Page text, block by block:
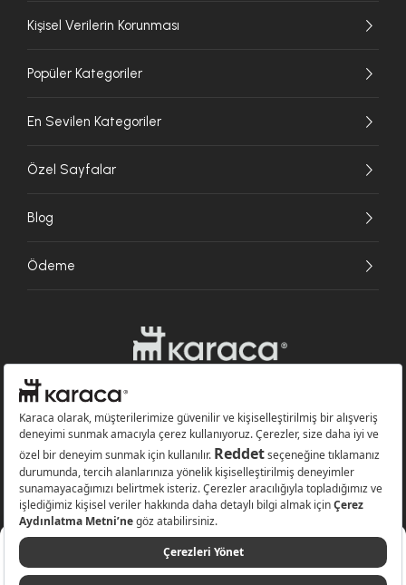
Sepete Ekle
Kişisel Verilerin Korunması
Popüler Kategoriler
En Sevilen Kategoriler
Özel Sayfalar
Blog
Ödeme
Websitesinde kullanılan bazı görseller yapay zekâ (AI) ile üretilmiştir.
Karaca.com © 2026 - Karaca Züccaciye A.Ş. Tüm hakları saklıdır.